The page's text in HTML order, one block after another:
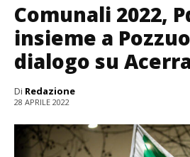
Comunali 2022,
insieme a
dialogo su
Di Redazione
28 APRILE 2022